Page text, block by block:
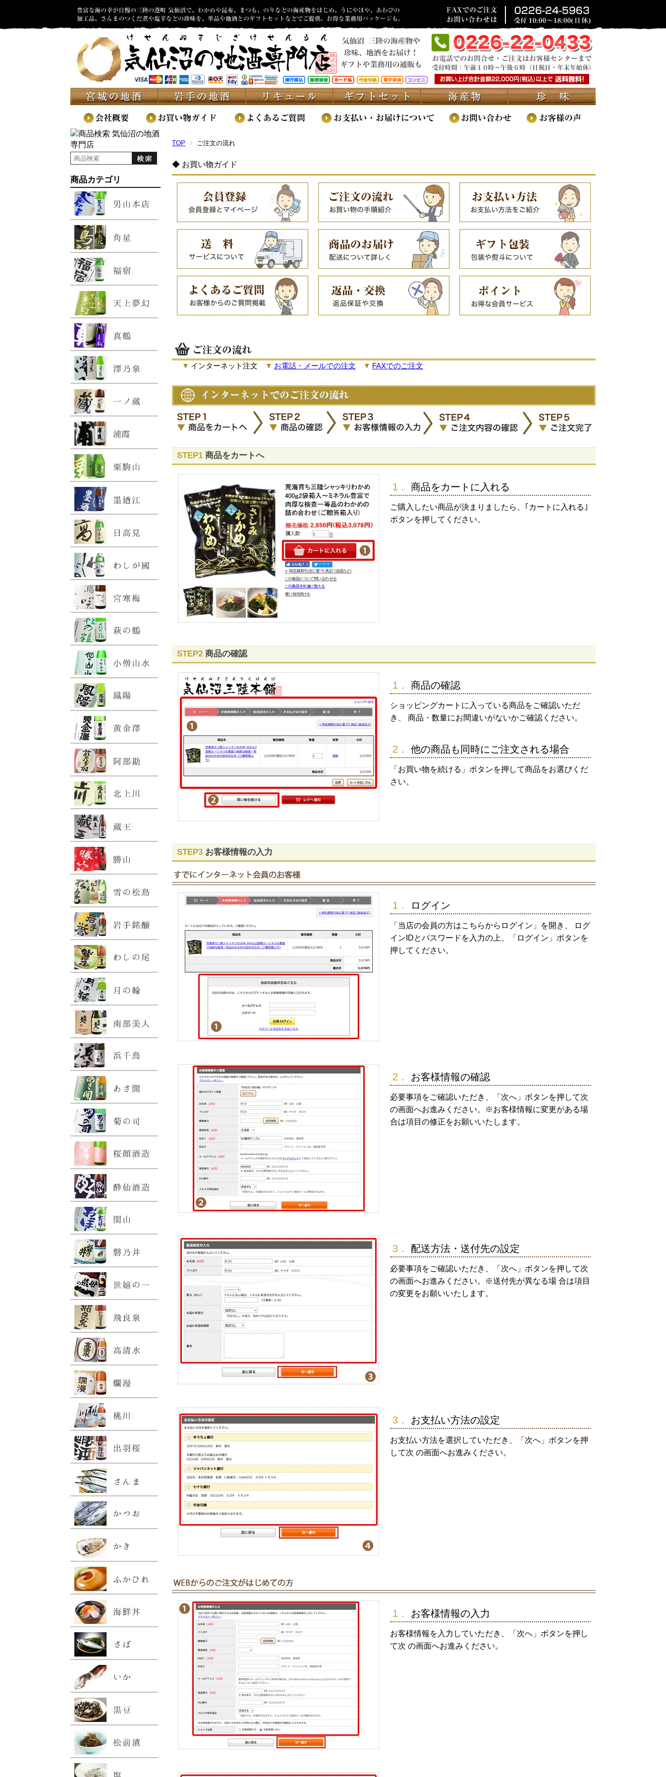
商品カテゴリ
TOP ご注文の流れ
◆ お買い物ガイド
▼ インターネット注文 ▼ お電話・メールでの注文 ▼ FAXでのご注文
STEP1 商品をカートへ
1． 商品をカートに入れる
ご購入したい商品が決まりましたら、｢カートに入れる｣
ボタンを押してください。
STEP2 商品の確認
1． 商品の確認
ショッピングカートに入っている商品をご確認いただ
き、 商品・数量にお間違いがないかご確認ください。
2． 他の商品も同時にご注文される場合
「お買い物を続ける」ボタンを押して商品をお選びくだ
さい。
STEP3 お客様情報の入力
1． ログイン
「当店の会員の方はこちらからログイン」を開き、 ログ
インIDとパスワードを入力の上、「ログイン」ボタンを
押してください。
2． お客様情報の確認
必要事項をご確認いただき、「次へ」ボタンを押して次
の画面へお進みください。※お客様情報に変更がある場
合は項目の修正をお願いいたします。
3． 配送方法・送付先の設定
必要事項をご確認いただき、「次へ」ボタンを押して次
の画面へお進みください。※送付先が異なる場 合は項目
の変更をお願いいたします。
3． お支払い方法の設定
お支払い方法を選択していただき、「次へ」ボタンを押
して次 の画面へお進みください。
1． お客様情報の入力
お客様情報を入力していただき、「次へ」ボタンを押し
て次 の画面へお進みください。